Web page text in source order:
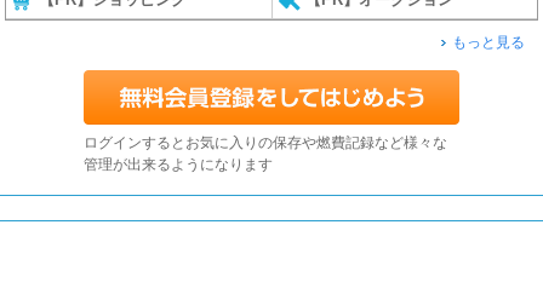
もっと見る
ログインするとお気に入りの保存や燃費記録など様々な
管理が出来るようになります